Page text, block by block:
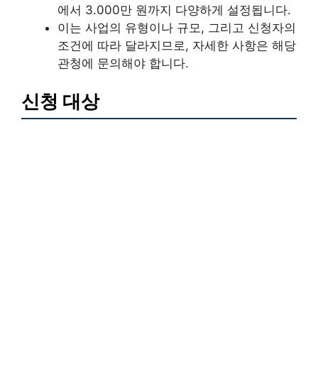
에서 3.000만 원까지 다양하게 설정됩니다.
이는 사업의 유형이나 규모, 그리고 신청자의
조건에 따라 달라지므로, 자세한 사항은 해당
관청에 문의해야 합니다.
신청 대상